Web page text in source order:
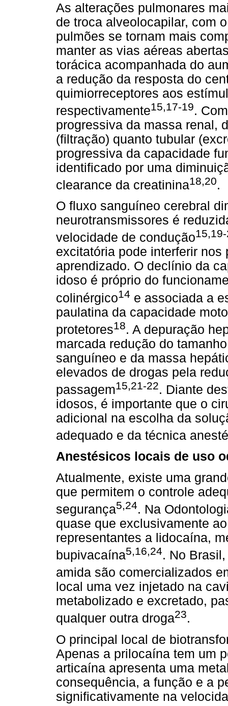
As alterações pulmonares
de troca alveolocapilar, com
pulmões se tornam mais
manter as vias aéreas
torácica acompanhada do
a redução da resposta do
quimiorreceptores aos
respectivamente15,17-19.
progressiva da massa renal,
(filtração) quanto tubular
progressiva da capacidade
identificado por uma
clearance da creatinina18,20.
O fluxo sanguíneo cerebral
neurotransmissores é
velocidade de condução
excitatória pode interferir
aprendizado. O declínio da
idoso é próprio do
colinérgico14 e associada a
paulatina da capacidade
protetores18. A depuração
marcada redução do
sanguíneo e da massa
elevados de drogas pela
passagem15,21-22. Diante
idosos, é importante que o
adicional na escolha da
adequado e da técnica
Anestésicos locais de uso
Atualmente, existe uma
que permitem o controle
segurança5,24. Na
quase que exclusivamente
representantes a lidocaína,
bupivacaína5,16,24. No
amida são comercializados
local uma vez injetado na
metabolizado e excretado,
qualquer outra droga23.
O principal local de
Apenas a prilocaína tem um
articaína apresenta uma
consequência, a função e a
significativamente na